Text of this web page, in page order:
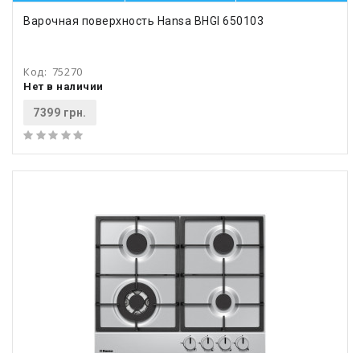
Варочная поверхность Hansa BHGI 650103
Код: 75270
Нет в наличии
7399 грн.